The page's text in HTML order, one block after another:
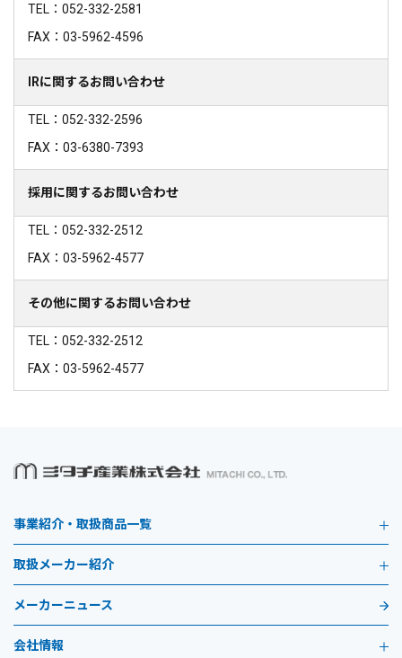
TEL：052-332-2581
FAX：03-5962-4596
IRに関するお問い合わせ
TEL：052-332-2596
FAX：03-6380-7393
採用に関するお問い合わせ
TEL：052-332-2512
FAX：03-5962-4577
その他に関するお問い合わせ
TEL：052-332-2512
FAX：03-5962-4577
事業紹介・取扱商品一覧
取扱メーカー紹介
メーカーニュース
会社情報